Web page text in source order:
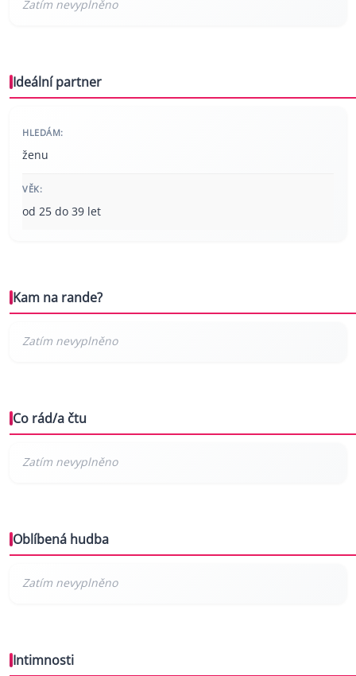
Ideální partner
HLEDÁM:
ženu
VĚK:
od 25 do 39 let
Kam na rande?
Co rád/a čtu
Oblíbená hudba
Intimnosti